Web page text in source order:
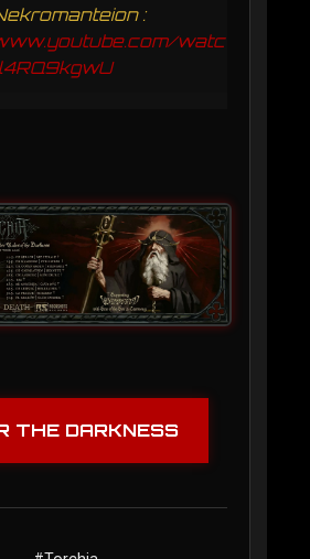
:
watc
THE DARKNESS